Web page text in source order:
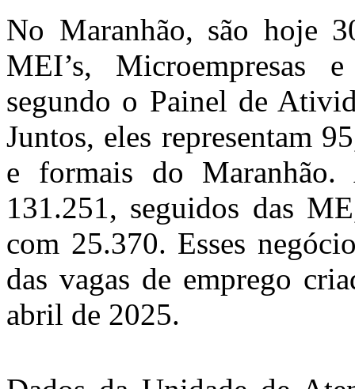
No Maranhão, são hoje
MEI’s, Microempresas
segundo o Painel de
Juntos, eles representam
e formais do
131.251, seguidos das
com 25.370. Esses
das vagas de emprego
abril de 2025.